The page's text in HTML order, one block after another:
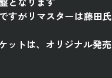
ですがリマスターは藤田
ットは、オリジナル発